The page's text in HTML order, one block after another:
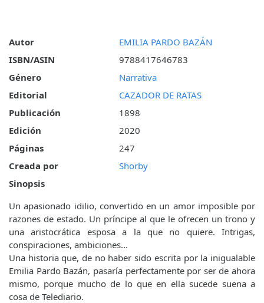
Autor
EMILIA PARDO BAZÁN
ISBN/ASIN
9788417646783
Género
Narrativa
Editorial
CAZADOR DE RATAS
Publicación
1898
Edición
2020
Páginas
247
Creada por
Shorby
Sinopsis
Un apasionado idilio, convertido en un amor imposible por
razones de estado. Un príncipe al que le ofrecen un trono y
una aristocrática esposa a la que no quiere. Intrigas,
conspiraciones, ambiciones...
Una historia que, de no haber sido escrita por la inigualable
Emilia Pardo Bazán, pasaría perfectamente por ser de ahora
mismo, porque mucho de lo que en ella sucede suena a
cosa de Telediario.